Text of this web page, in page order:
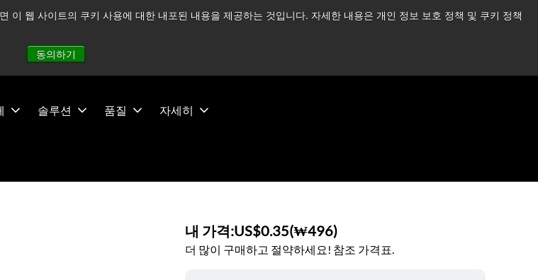
웹 사이트의 쿠키 사용에 대한 내포된 내용을 제공하는 것입니다. 자세한 내용은 개인 정보 보호 정책 및 쿠키 정책
동의하기
며, 모든 서비스는 정상적으로 운영되고 있습니다. 더 읽어보기 →
솔루션 품질 자세히
내 가격:US$0.35(₩496)
더 많이 구매하고 절약하세요! 참조 가격표.